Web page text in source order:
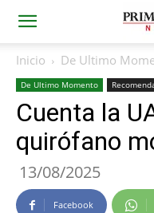
Inicio De Ultimo
De Ultimo Momento
Cuenta la
quirófano
13/08/2025
Facebook